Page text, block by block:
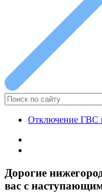
Отключение ГВС
Дорогие
вас с